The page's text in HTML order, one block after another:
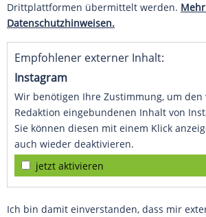
Drittplattformen übermittelt werden.
Datenschutzhinweisen.
Empfohlener externer Inhalt:
Instagram
Wir benötigen Ihre Zustimmung, um den
Redaktion eingebundenen Inhalt von
Sie können diesen mit einem Klick
auch wieder deaktivieren.
jetzt aktivieren
Ich bin damit einverstanden, dass mir